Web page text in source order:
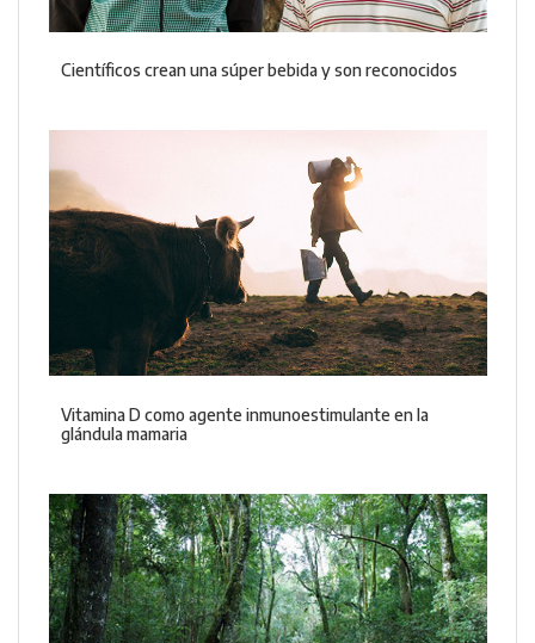
Científicos crean una súper bebida y son reconocidos
Vitamina D como agente inmunoestimulante en la
glándula mamaria